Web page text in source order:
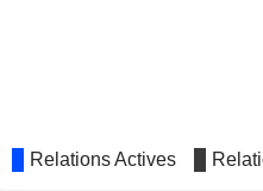
Relations Actives